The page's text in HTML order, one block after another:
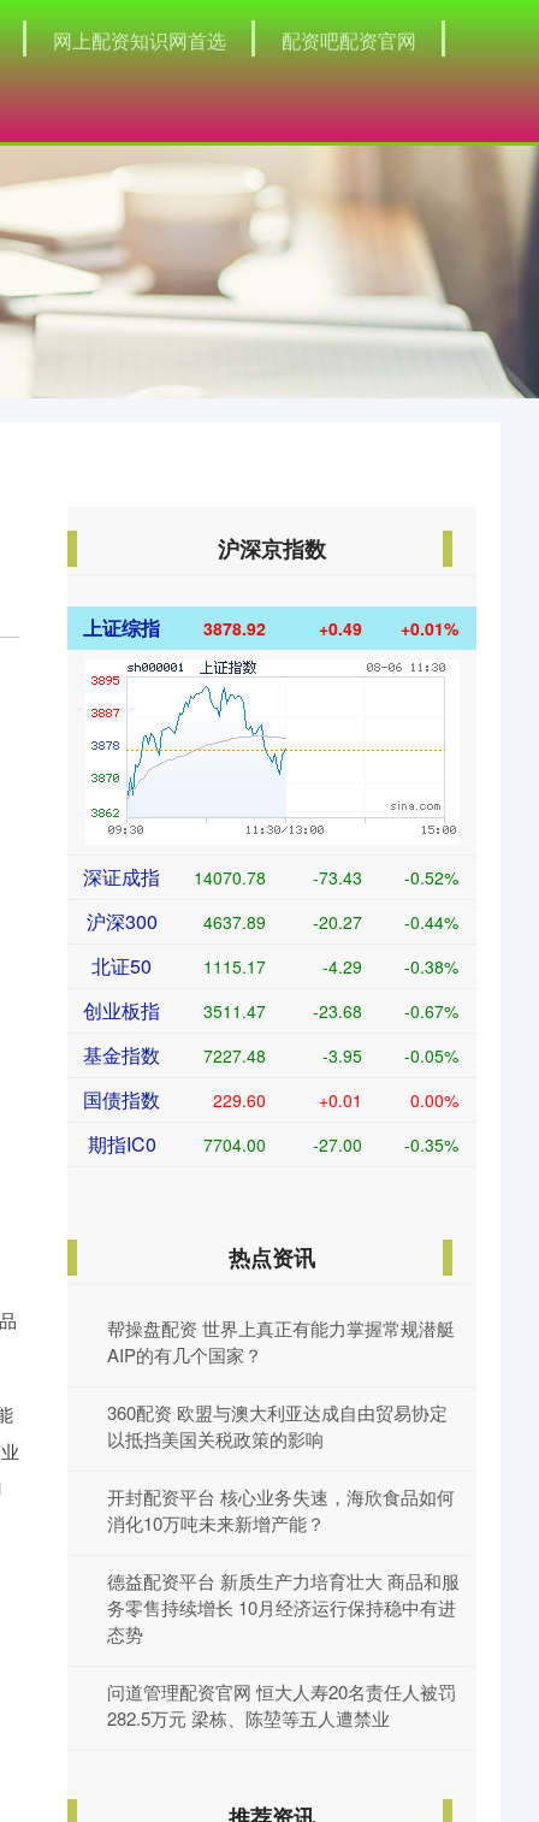
网上配资知识网首选 配资吧配资官网
沪深京指数
上证综指 3878.92 +0.49 +0.01%
深证成指 14070.78 -73.43 -0.52%
沪深300 4637.89 -20.27 -0.44%
北证50 1115.17 -4.29 -0.38%
创业板指 3511.47 -23.68 -0.67%
基金指数 7227.48 -3.95 -0.05%
国债指数 229.60 +0.01 0.00%
期指IC0 7704.00 -27.00 -0.35%
热点资讯
帮操盘配资 世界上真正有能力掌握常规潜艇
AIP的有几个国家？
360配资 欧盟与澳大利亚达成自由贸易协定
以抵挡美国关税政策的影响
开封配资平台 核心业务失速，海欣食品如何
消化10万吨未来新增产能？
德益配资平台 新质生产力培育壮大 商品和服
务零售持续增长 10月经济运行保持稳中有进
态势
问道管理配资官网 恒大人寿20名责任人被罚
282.5万元 梁栋、陈堃等五人遭禁业